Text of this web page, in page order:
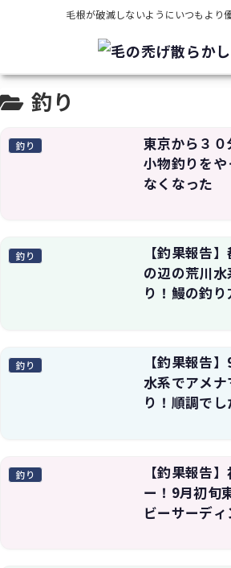
毛根が破滅しないようにいつもより
釣り
釣り
東京から３
小物釣りをや
なくなった
釣り
【釣果報告
の辺の荒川
り！鰻の釣
釣り
【釣果報告
水系でアメ
り！順調で
釣り
【釣果報告
ー！9月初旬
ビーサーデ